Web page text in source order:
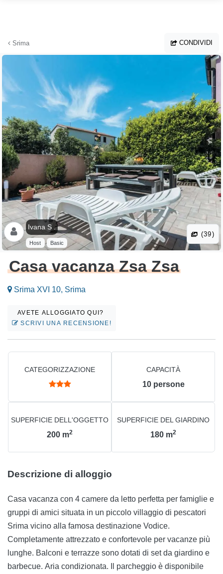
Srima CONDIVIDI
Ivana S .
Host Basic
(39)
Casa vacanza Zsa Zsa
Srima XVI 10, Srima
AVETE ALLOGGIATO QUI?
SCRIVI UNA RECENSIONE!
CATEGORIZZAZIONE CAPACITÀ
10 persone
SUPERFICIE DELL'OGGETTO
200 m2
SUPERFICIE DEL GIARDINO
180 m2
Descrizione di alloggio
Casa vacanza con 4 camere da letto perfetta per famiglie e
gruppi di amici situata in un piccolo villaggio di pescatori
Srima vicino alla famosa destinazione Vodice.
Completamente attrezzato e confortevole per vacanze più
lunghe. Balconi e terrazze sono dotati di set da giardino e
barbecue. Aria condizionata. Il parcheggio è disponibile